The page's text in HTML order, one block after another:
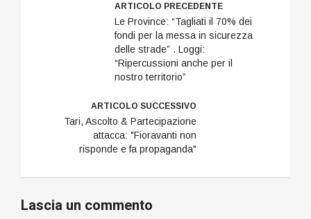
ARTICOLO PRECEDENTE
Le Province: “Tagliati il 70% dei
fondi per la messa in sicurezza
delle strade” . Loggi:
“Ripercussioni anche per il
nostro territorio”
ARTICOLO SUCCESSIVO
Tari, Ascolto & Partecipazione
attacca: "Fioravanti non
risponde e fa propaganda"
Lascia un commento